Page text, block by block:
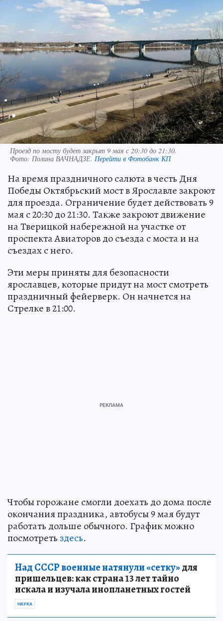
Проезд по мосту будет закрыт 9 мая с 20:30 до 21:30.
Фото: Полина ВАЧНАДЗЕ. Перейти в Фотобанк КП
На время праздничного салюта в честь Дня
Победы Октябрьский мост в Ярославле закроют
для проезда. Ограничение будет действовать 9
мая с 20:30 до 21:30. Также закроют движение
на Тверицкой набережной на участке от
проспекта Авиаторов до съезда с моста и на
съездах с него.
Эти меры приняты для безопасности
ярославцев, которые придут на мост смотреть
праздничный фейерверк. Он начнется на
Стрелке в 21:00.
Чтобы горожане смогли доехать до дома после
окончания праздника, автобусы 9 мая будут
работать дольше обычного. График можно
посмотреть здесь.
Над СССР военные натянули «сетку»для
пришельцев: как страна 13 лет тайно
искала и изучала инопланетных гостей
НАУКА